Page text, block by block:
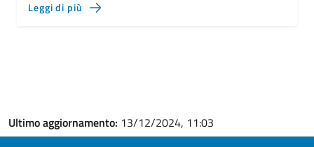
Leggi di più
Ultimo aggiornamento: 13/12/2024, 11:03